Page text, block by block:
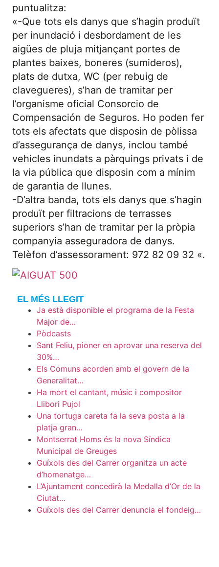
puntualitza:
«-Que tots els danys que s’hagin produït
per inundació i desbordament de les
aigües de pluja mitjançant portes de
plantes baixes, boneres (sumideros),
plats de dutxa, WC (per rebuig de
clavegueres), s’han de tramitar per
l’organisme oficial Consorcio de
Compensación de Seguros. Ho poden fer
tots els afectats que disposin de pòlissa
d’assegurança de danys, inclou també
vehicles inundats a pàrquings privats i de
la via pública que disposin com a mínim
de garantia de llunes.
-D’altra banda, tots els danys que s’hagin
produït per filtracions de terrasses
superiors s’han de tramitar per la pròpia
companyia asseguradora de danys.
Telèfon d’assessorament: 972 82 09 32 «.
EL MÉS LLEGIT
Ja està disponible el programa de la Festa
Major de…
Pòdcasts
Sant Feliu, pioner en aprovar una reserva del
30%…
Els Comuns acorden amb el govern de la
Generalitat…
Ha mort el cantant, músic i compositor
Llibori Pujol
Una tortuga careta fa la seva posta a la
platja gran…
Montserrat Homs és la nova Síndica
Municipal de Greuges
Guíxols des del Carrer organitza un acte
d’homenatge…
L’Ajuntament concedirà la Medalla d’Or de la
Ciutat…
Guíxols des del Carrer denuncia el fondeig…